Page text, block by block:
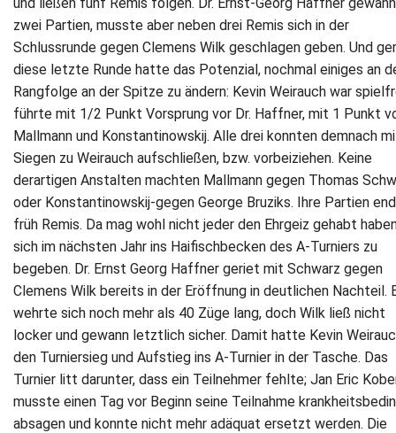
zwei Partien, musste aber neben drei Remis sich in der
Schlussrunde gegen Clemens Wilk geschlagen geben. Und
diese letzte Runde hatte das Potenzial, nochmal einiges an
Rangfolge an der Spitze zu ändern: Kevin Weirauch war
führte mit 1/2 Punkt Vorsprung vor Dr. Haffner, mit 1 Punkt
Mallmann und Konstantinowskij. Alle drei konnten demnach
Siegen zu Weirauch aufschließen, bzw. vorbeiziehen. Keine
derartigen Anstalten machten Mallmann gegen Thomas
oder Konstantinowskij-gegen George Bruziks. Ihre Partien
früh Remis. Da mag wohl nicht jeder den Ehrgeiz gehabt
sich im nächsten Jahr ins Haifischbecken des A-Turniers zu
begeben. Dr. Ernst Georg Haffner geriet mit Schwarz gegen
Clemens Wilk bereits in der Eröffnung in deutlichen Nachteil.
wehrte sich noch mehr als 40 Züge lang, doch Wilk ließ nicht
locker und gewann letztlich sicher. Damit hatte Kevin
den Turniersieg und Aufstieg ins A-Turnier in der Tasche. Das
Turnier litt darunter, dass ein Teilnehmer fehlte; Jan Eric
musste einen Tag vor Beginn seine Teilnahme
absagen und konnte nicht mehr adäquat ersetzt werden. Die